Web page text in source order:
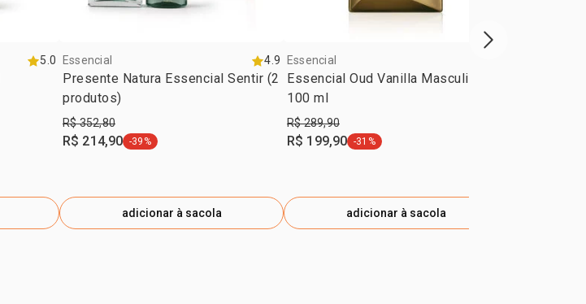
5.0 Essencial 4.9
Presente Natura Essencial Sentir (2
produtos)
R$ 352,80
R$ 214,90 etiqueta -39%
-39%
adicionar à sacola
Essencial
Essencial Oud Vanilla Masculino
100 ml
R$ 289,90
R$ 199,90 etiqueta -31%
-31%
adicionar à sacola
próxima vitrine